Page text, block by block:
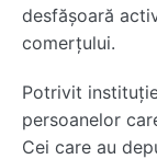
desfășoară
comerțului.
Potrivit
persoanelor
Cei care au